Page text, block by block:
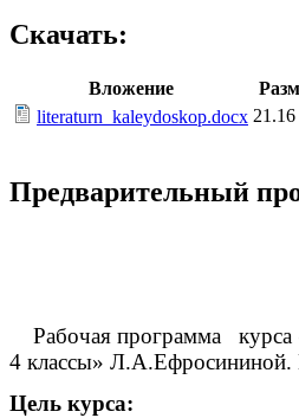
Скачать:
Вложение
literaturn_kaleydoskop.docx
Предварительный
Рабочая программа курса
4 классы» Л.А.Ефросининой.
Цель курса: